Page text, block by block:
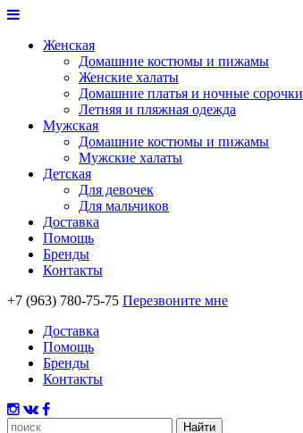
Женская
Домашние костюмы и пижамы
Женские халаты
Домашние платья и ночные сорочки
Летняя и пляжная одежда
Мужская
Домашние костюмы и пижамы
Мужские халаты
Детская
Для девочек
Для мальчиков
Доставка
Помощь
Бренды
Контакты
+7 (963) 780-75-75 Перезвоните мне
Доставка
Помощь
Бренды
Контакты